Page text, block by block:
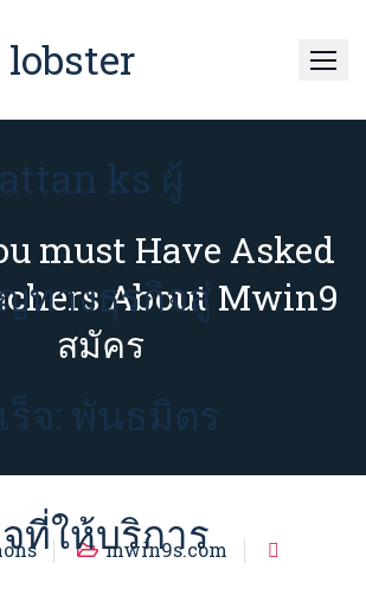
lobster
ks ผู้
ทางธุรกิจสู่
ร็จ: พันธมิตร
ที่ให้บริการ
must Have Asked
About Mwin9
สมัคร
mwin9s.com